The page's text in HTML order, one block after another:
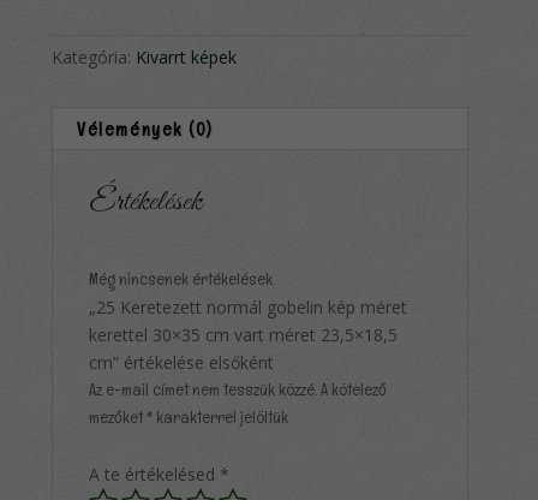
Kategória: Kivarrt képek
Vélemények (0)
Értékelések
Még nincsenek értékelések.
„25 Keretezett normál gobelin kép méret
kerettel 30×35 cm vart méret 23,5×18,5
cm” értékelése elsőként
Az e-mail címet nem tesszük közzé.A kötelező
mezőket * karakterrel jelöltük
A te értékelésed *